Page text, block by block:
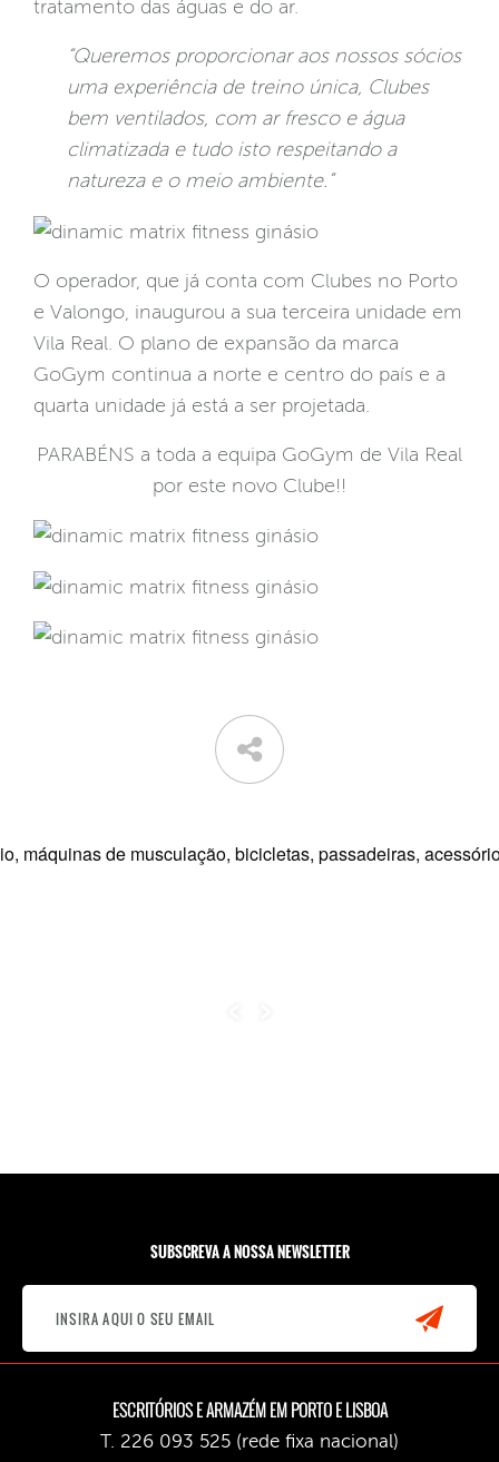
tratamento das águas e do ar.
“Queremos proporcionar aos nossos sócios
uma experiência de treino única, Clubes
bem ventilados, com ar fresco e água
climatizada e tudo isto respeitando a
natureza e o meio ambiente.”
O operador, que já conta com Clubes no Porto
e Valongo, inaugurou a sua terceira unidade em
Vila Real. O plano de expansão da marca
GoGym continua a norte e centro do país e a
quarta unidade já está a ser projetada.
PARABÉNS a toda a equipa GoGym de Vila Real
por este novo Clube!!
SUBSCREVA A NOSSA NEWSLETTER
ESCRITÓRIOS E ARMAZÉM EM PORTO E LISBOA
T. 226 093 525 (rede fixa nacional)